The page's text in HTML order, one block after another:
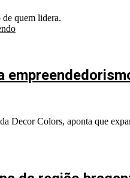
de quem lidera.
Decor Colors, aponta que